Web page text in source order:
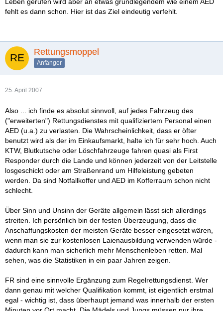
fehlt es dann schon. Hier ist das Ziel eindeutig verfehlt.
Rettungsmoppel
Anfänger
25. April 2007
Also ... ich finde es absolut sinnvoll, auf jedes Fahrzeug des
("erweiterten") Rettungsdienstes mit qualifiziertem Personal einen
AED (u.a.) zu verlasten. Die Wahrscheinlichkeit, dass er öfter
benutzt wird als der im Einkaufsmarkt, halte ich für sehr hoch. Auch
KTW, Blutkutsche oder Löschfahrzeuge fahren quasi als First
Responder durch die Lande und können jederzeit von der Leitstelle
losgeschickt oder am Straßenrand um Hilfeleistung gebeten
werden. Da sind Notfallkoffer und AED im Kofferraum schon nicht
schlecht.
Über Sinn und Unsinn der Geräte allgemein lässt sich allerdings
streiten. Ich persönlich bin der festen Überzeugung, dass die
Anschaffungskosten der meisten Geräte besser eingesetzt wären,
wenn man sie zur kostenlosen Laienausbildung verwenden würde -
dadurch kann man sicherlich mehr Menschenleben retten. Mal
sehen, was die Statistiken in ein paar Jahren zeigen.
FR sind eine sinnvolle Ergänzung zum Regelrettungsdienst. Wer
dann genau mit welcher Qualifikation kommt, ist eigentlich erstmal
egal - wichtig ist, dass überhaupt jemand was innerhalb der ersten